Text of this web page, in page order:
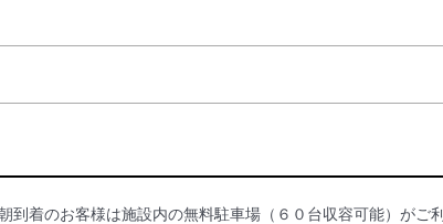
着のお客様は施設内の無料駐車場（６０台収容可能）がご利